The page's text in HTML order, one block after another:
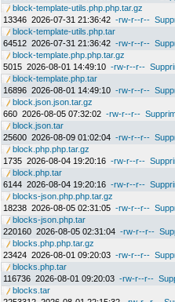
block-template-utils.php.php.tar.gz
13346 2026-07-31 21:36:42 -rw-r--r--
block-template-utils.php.tar
64512 2026-07-31 21:36:42 -rw-r--r--
block-template.php.php.tar.gz
5015 2026-08-01 14:49:10 -rw-r--r--
block-template.php.tar
16896 2026-08-01 14:49:10 -rw-r--r--
block.json.json.tar.gz
660 2026-08-05 07:32:02 -rw-r--r--
block.json.tar
25600 2026-08-09 01:02:04 -rw-r--r--
block.php.php.tar.gz
1735 2026-08-04 19:20:16 -rw-r--r--
block.php.tar
6144 2026-08-04 19:20:16 -rw-r--r--
blocks-json.php.php.tar.gz
18238 2026-08-05 02:31:05 -rw-r--r--
blocks-json.php.tar
220160 2026-08-05 02:31:04 -rw-r--r--
blocks.php.php.tar.gz
23424 2026-08-01 09:20:03 -rw-r--r--
blocks.php.tar
116736 2026-08-01 09:20:03 -rw-r--r--
blocks.tar